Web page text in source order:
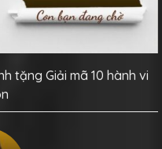
tặng Giải mã 10 hành vi